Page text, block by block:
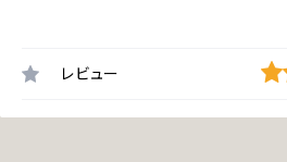
レビュー